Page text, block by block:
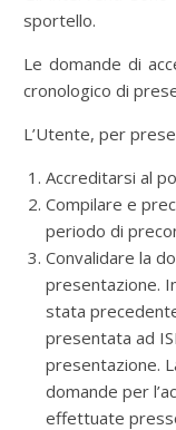
sportello.
Le domande di
cronologico di
L’Utente, per
Accreditarsi al
Compilare e
periodo di
Convalidare la
presentazione.
stata
presentata ad
presentazione.
domande per
effettuate